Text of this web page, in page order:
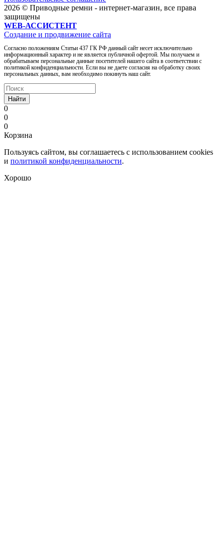
2026 © Приводные ремни - интернет-магазин, все права
защищены
WEB-АССИСТЕНТ
Создание и продвижение сайта
Согласно положениям Статьи 437 ГК РФ данный сайт несет исключительно
информационный характер и не является публичной офертой. Мы получаем и
обрабатываем персональные данные посетителей нашего сайта в соответствии с
политикой конфиденциальности. Если вы не даете согласия на обработку своих
персональных данных, вам необходимо покинуть наш сайт.
Найти
0
0
0
Корзина
Пользуясь сайтом, вы соглашаетесь с использованием cookies
и политикой конфиденциальности.
Хорошо